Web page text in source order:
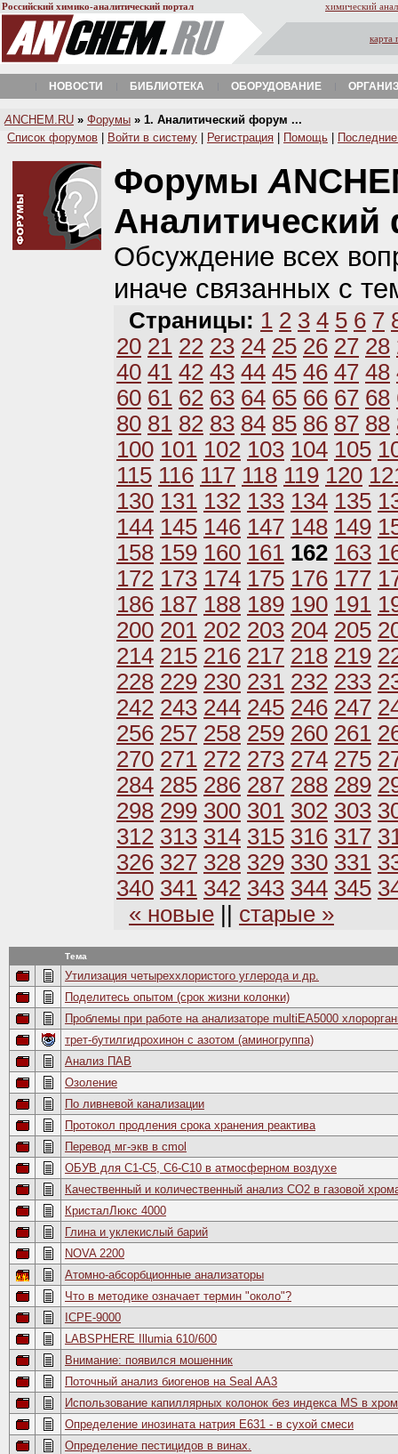
Российский химико-аналитический портал химический
карта
НОВОСТИ БИБЛИОТЕКА ОБОРУДОВАНИЕ
A NCHEM.RU » Форумы » 1. Аналитический форум ...
Список форумов
Войти в систему Регистрация Помощь
Форумы A
Обсуждение всех
иначе связанных с
Страницы: 1 2 3 4 5 6 7
20 21 22 23 24 25 26 27 28
40 41 42 43 44 45 46 47 48
60 61 62 63 64 65 66 67 68
80 81 82 83 84 85 86 87 88
100 101 102 103 104 105
115 116 117 118 119 120
130 131 132 133 134 135
144 145 146 147 148 149
158 159 160 161 162 163
172 173 174 175 176 177
186 187 188 189 190 191
200 201 202 203 204 205
214 215 216 217 218 219
228 229 230 231 232 233
242 243 244 245 246 247
256 257 258 259 260 261
270 271 272 273 274 275
284 285 286 287 288 289
298 299 300 301 302 303
312 313 314 315 316 317
326 327 328 329 330 331
340 341 342 343 344 345
« новые
старые »
Тема
Утилизация четыреххлористого углерода и др.
Поделитесь опытом (срок жизни колонки)
Проблемы при работе на анализаторе multiEA5000
трет-бутилгидрохинон с азотом (аминогруппа)
Анализ ПАВ
Озоление
По ливневой канализации
Протокол продления срока хранения реактива
Перевод мг-экв в cmol
ОБУВ для С1-С5, С6-С10 в атмосферном воздухе
Качественный и количественный анализ СО2 в газовой
КристалЛюкс 4000
Глина и уклекислый барий
NOVA 2200
Атомно-абсорбционные анализаторы
Что в методике означает термин "около"?
ICPE-9000
LABSPHERE Illumia 610/600
Внимание: появился мошенник
Поточный анализ биогенов на Seal AA3
Использование капиллярных колонок без индекса MS в
Определение инозината натрия Е631 - в сухой смеси
Определение пестицидов в винах.